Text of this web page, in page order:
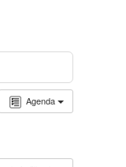
Agenda